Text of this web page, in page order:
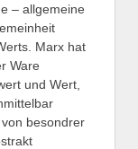
– allgemeine
Marx hat
Ware
und Wert,
besondrer